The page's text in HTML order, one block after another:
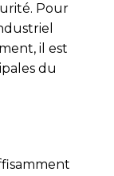
Pour
il est
du